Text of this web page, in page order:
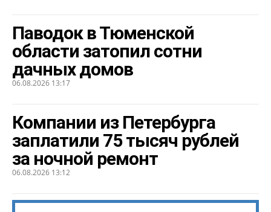
Паводок в Тюменской
области затопил сотни
дачных домов
06.08.2026 13:17
Компании из Петербурга
заплатили 75 тысяч рублей
за ночной ремонт
06.08.2026 13:12